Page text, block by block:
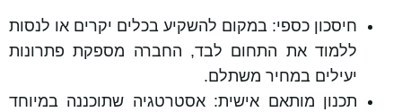
חיסכון כספי: במקום להשקיע בכלים יקרים או לנסות
ללמוד את התחום לבד, החברה מספקת פתרונות
יעילים במחיר משתלם.
תכנון מותאם אישית: אסטרטגיה שתוכננה במיוחד